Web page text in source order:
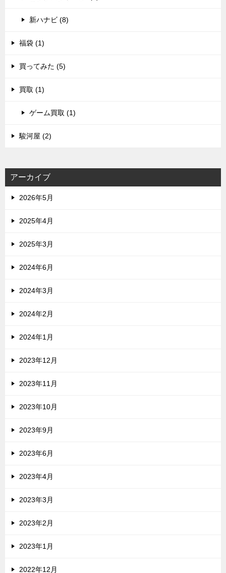
新ハナビ (8)
福袋 (1)
買ってみた (5)
買取 (1)
ゲーム買取 (1)
駿河屋 (2)
アーカイブ
2026年5月
2025年4月
2025年3月
2024年6月
2024年3月
2024年2月
2024年1月
2023年12月
2023年11月
2023年10月
2023年9月
2023年6月
2023年4月
2023年3月
2023年2月
2023年1月
2022年12月